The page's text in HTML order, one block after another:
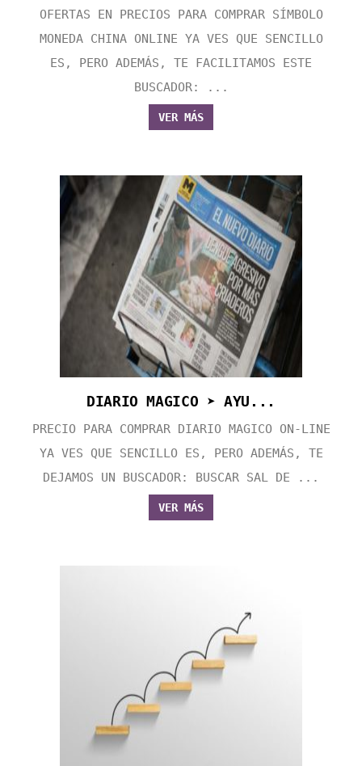
OFERTAS EN PRECIOS PARA COMPRAR SÍMBOLO
MONEDA CHINA ONLINE YA VES QUE SENCILLO
ES, PERO ADEMÁS, TE FACILITAMOS ESTE
BUSCADOR: ...
VER MÁS
DIARIO MAGICO ➤ AYU...
PRECIO PARA COMPRAR DIARIO MAGICO ON-LINE
YA VES QUE SENCILLO ES, PERO ADEMÁS, TE
DEJAMOS UN BUSCADOR: BUSCAR SAL DE ...
VER MÁS